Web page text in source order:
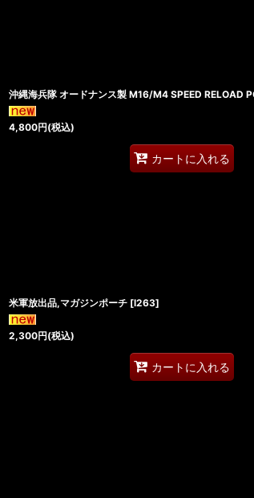
沖縄海兵隊 オードナンス製 M16/M4 SPEED RELOAD
4,800円(税込)
カートに入れる
米軍放出品,マガジンポーチ [l263]
2,300円(税込)
カートに入れる